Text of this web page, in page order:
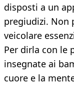
disposti a un
pregiudizi. Non
veicolare
Per dirla con le
insegnate ai
cuore e la